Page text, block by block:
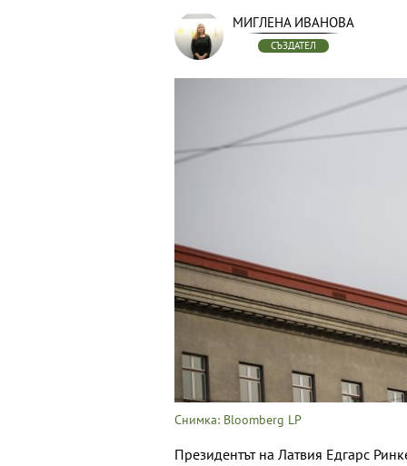
МИГЛЕНА ИВАНОВА
СЪЗДАТЕЛ
Снимка: Bloomberg LP
Президентът на Латвия Едгарс